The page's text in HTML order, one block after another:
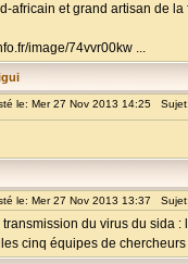
africain et grand artisan de
image/74vvr00kw ...
le: Mer 27 Nov 2013 14:25
le: Mer 27 Nov 2013 13:37
du virus du sida :
cinq équipes de